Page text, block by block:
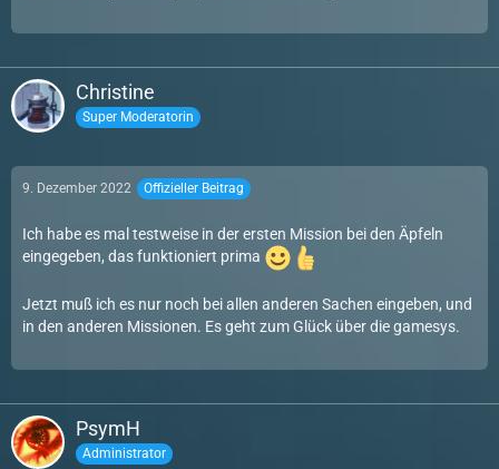
Christine
Super Moderatorin
9. Dezember 2022 Offizieller Beitrag
Ich habe es mal testweise in der ersten Mission bei den Äpfeln
eingegeben, das funktioniert prima
Jetzt muß ich es nur noch bei allen anderen Sachen eingeben, und
in den anderen Missionen. Es geht zum Glück über die gamesys.
PsymH
Administrator